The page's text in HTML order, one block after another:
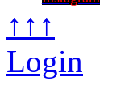
↑↑↑
Login